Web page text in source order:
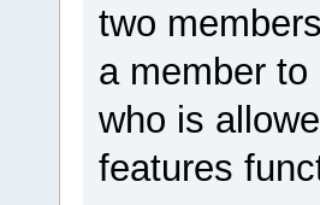
two
a member
who is
features